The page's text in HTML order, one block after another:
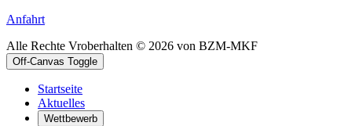
Anfahrt
Alle Rechte Vroberhalten © 2026 von BZM-MKF
Off-Canvas Toggle
Startseite
Aktuelles
Wettbewerb